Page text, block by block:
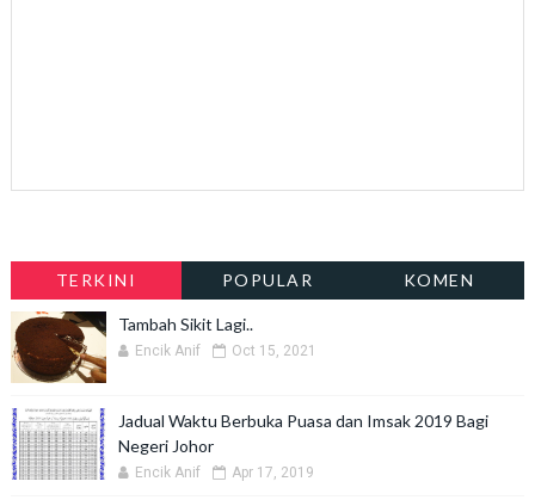
TERKINI POPULAR KOMEN
Tambah Sikit Lagi..
Encik Anif Oct 15, 2021
Jadual Waktu Berbuka Puasa dan Imsak 2019 Bagi
Negeri Johor
Encik Anif Apr 17, 2019